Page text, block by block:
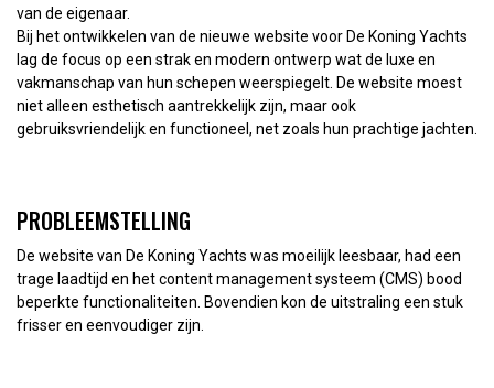
van de eigenaar.
Bij het ontwikkelen van de nieuwe website voor De Koning Yachts
lag de focus op een strak en modern ontwerp wat de luxe en
vakmanschap van hun schepen weerspiegelt. De website moest
niet alleen esthetisch aantrekkelijk zijn, maar ook
gebruiksvriendelijk en functioneel, net zoals hun prachtige jachten.
PROBLEEMSTELLING
De website van De Koning Yachts was moeilijk leesbaar, had een
trage laadtijd en het content management systeem (CMS) bood
beperkte functionaliteiten. Bovendien kon de uitstraling een stuk
frisser en eenvoudiger zijn.